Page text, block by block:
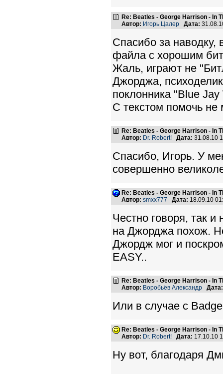
Re: Beatles - George Harrison - In
Автор: Игорь Цалер Дата:
Спасибо за наводку,
файла с хорошим
Жаль, играют не
Джорджа,
поклонника "Blue
С текстом помочь
Re: Beatles - George Harrison - In
Автор: Dr. Robert! Дата: 31.08.10
Спасибо, Игорь. У
совершенно
Re: Beatles - George Harrison - In
Автор: smxx777 Дата: 18.09.10
Честно говоря, так и
на Джорджа похож.
Джордж мог и
EASY..
Re: Beatles - George Harrison - In
Автор: Воробьёв Александр Дата:
Или в случае с
Re: Beatles - George Harrison - In
Автор: Dr. Robert! Дата: 17.10.10
Ну вот, благодаря